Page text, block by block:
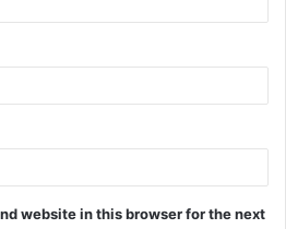
website in this browser for the next